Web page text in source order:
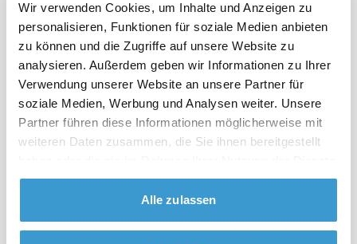
Wir verwenden Cookies, um Inhalte und Anzeigen zu
personalisieren, Funktionen für soziale Medien anbieten
zu können und die Zugriffe auf unsere Website zu
analysieren. Außerdem geben wir Informationen zu Ihrer
Verwendung unserer Website an unsere Partner für
soziale Medien, Werbung und Analysen weiter. Unsere
Partner führen diese Informationen möglicherweise mit
weiteren Daten zusammen, die Sie ihnen bereitgestellt
gesammelt haben.
Alle zulassen
Unsere DJs gehören zu den meistgebuchten in Rhede,
mit einer durchschnittlichen Bewertung von 9,2. Und im
unwahrscheinlichen Fall, dass Sie mit Ihrem DJ nicht
zufrieden sind? Erhalten Sie Ihr Geld zurück.
an